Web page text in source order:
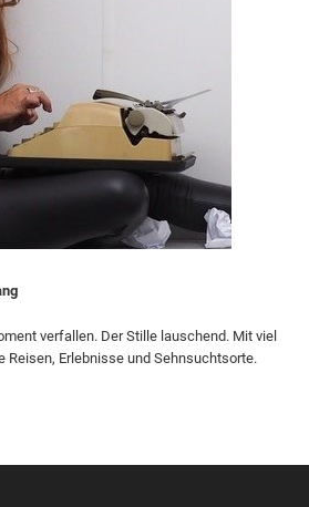
verfallen. Der Stille lauschend. Mit viel
Reisen, Erlebnisse und Sehnsuchtsorte.